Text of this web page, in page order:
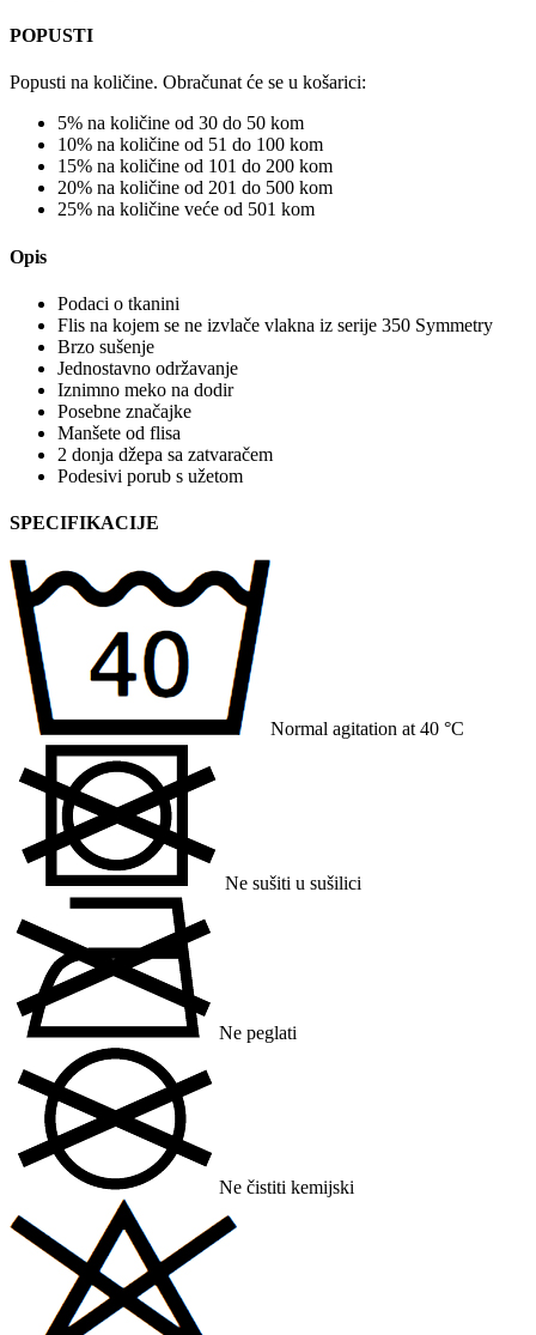
POPUSTI
Popusti na količine. Obračunat će se u košarici:
5% na količine od 30 do 50 kom
10% na količine od 51 do 100 kom
15% na količine od 101 do 200 kom
20% na količine od 201 do 500 kom
25% na količine veće od 501 kom
Opis
Podaci o tkanini
Flis na kojem se ne izvlače vlakna iz serije 350 Symmetry
Brzo sušenje
Jednostavno održavanje
Iznimno meko na dodir
Posebne značajke
Manšete od flisa
2 donja džepa sa zatvaračem
Podesivi porub s užetom
SPECIFIKACIJE
Normal agitation at 40 °C
Ne sušiti u sušilici
Ne peglati
Ne čistiti kemijski